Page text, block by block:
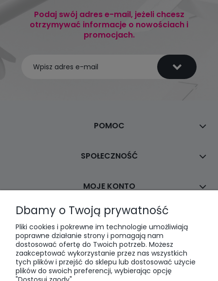
Podaj swój adres e-mail, jeżeli chcesz
otrzymywać informacje o nowościach i
promocjach.
POMOC
SPOŁECZNOŚĆ
MOJE KONTO
PŁATNOŚCI I DOSTAWA
INFORMACJE
O NAS
Dbamy o Twoją prywatność
Pliki cookies i pokrewne im technologie umożliwiają
poprawne działanie strony i pomagają nam
dostosować ofertę do Twoich potrzeb. Możesz
zaakceptować wykorzystanie przez nas wszystkich
tych plików i przejść do sklepu lub dostosować użycie
plików do swoich preferencji, wybierając opcję